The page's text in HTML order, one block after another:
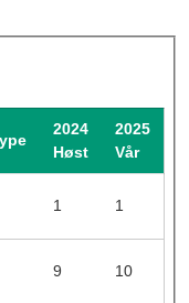
2024
Høst
2025
Vår
1 1
9 10